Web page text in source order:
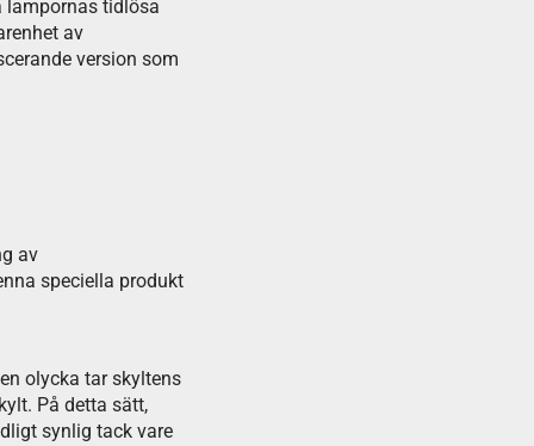
lampornas tidlösa
av
version som
av
speciella produkt
olycka tar skyltens
På detta sätt,
synlig tack vare